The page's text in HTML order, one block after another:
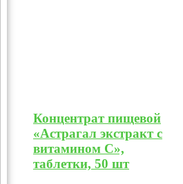
Концентрат пищевой
«Астрагал экстракт с
витамином C»,
таблетки, 50 шт